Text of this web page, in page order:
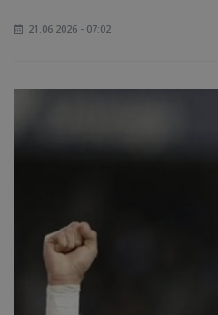
21.06.2026 - 07:02